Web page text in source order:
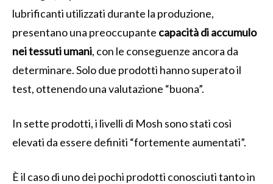
lubrificanti utilizzati durante la produzione,
presentano una preoccupante capacità di accumulo
nei tessuti umani, con le conseguenze ancora da
determinare. Solo due prodotti hanno superato il
test, ottenendo una valutazione “buona”.
In sette prodotti, i livelli di Mosh sono stati così
elevati da essere definiti “fortemente aumentati”.
È il caso di uno dei pochi prodotti conosciuti tanto in